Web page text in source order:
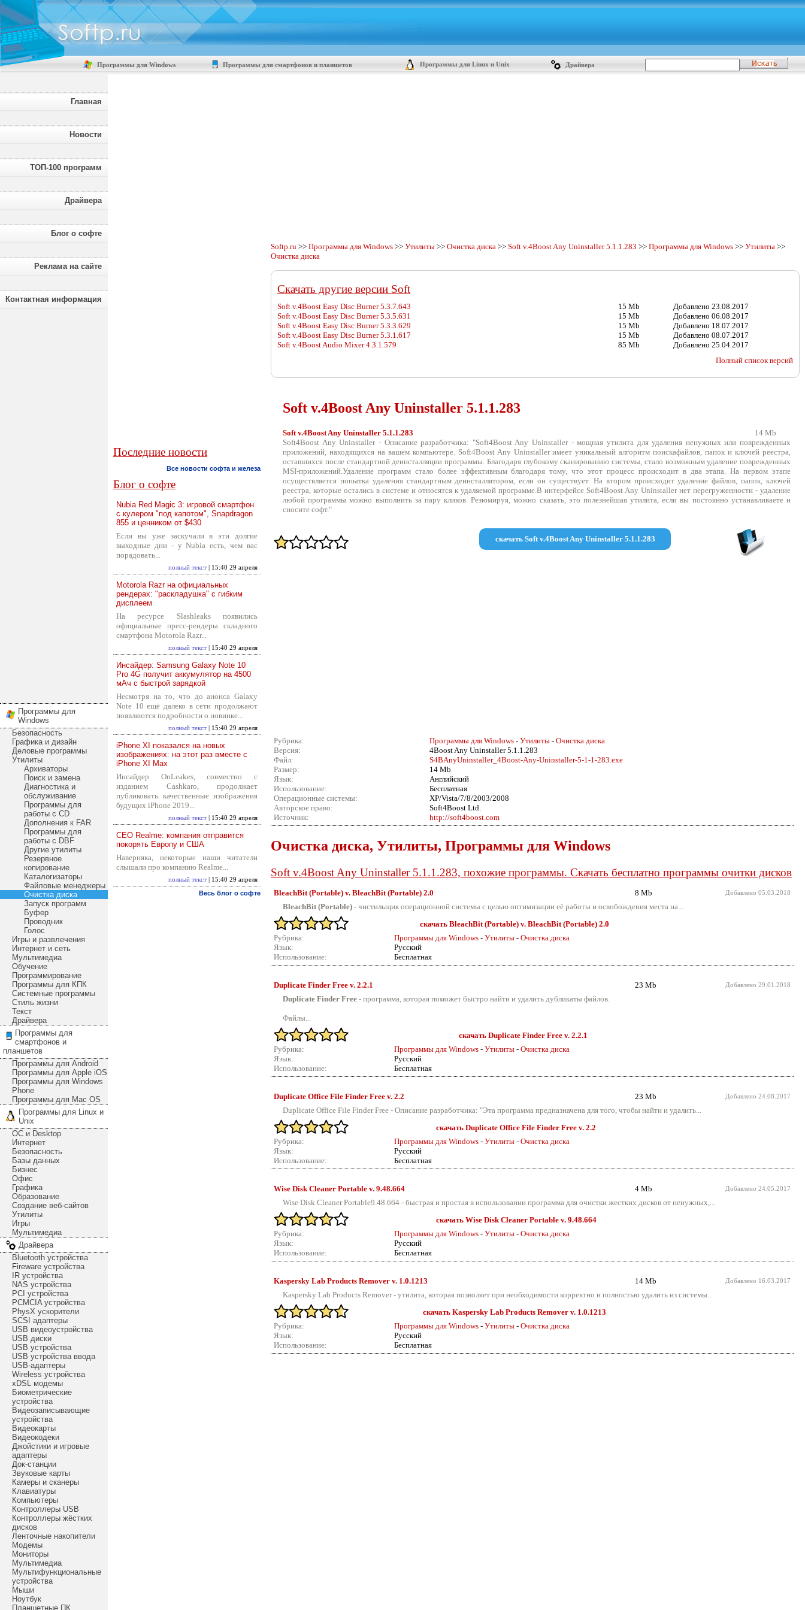
Программы для Windows Программы для смартфонов и планшетов Программы для Linux и Unix Драйвера
Главная
Новости
ТОП-100 программ
Драйвера
Блог о софте
Реклама на сайте
Контактная информация
Программы для
Windows
Безопасность
Графика и дизайн
Деловые программы
Утилиты
Архиваторы
Поиск и замена
Диагностика и
обслуживание
Программы для
работы с CD
Дополнения к FAR
Программы для
работы с DBF
Другие утилиты
Резервное
копирование
Каталогизаторы
Файловые менеджеры
Очистка диска
Запуск программ
Буфер
Проводник
Голос
Игры и развлечения
Интернет и сеть
Мультимедиа
Обучение
Программирование
Программы для КПК
Системные программы
Стиль жизни
Текст
Драйвера
Программы для
смартфонов и
планшетов
Программы для Android
Программы для Apple iOS
Программы для Windows
Phone
Программы для Mac OS
Программы для Linux и
Unix
ОС и Desktop
Интернет
Безопасность
Базы данных
Бизнес
Офис
Графика
Образование
Создание веб-сайтов
Утилиты
Игры
Мультимедиа
Драйвера
Bluetooth устройства
Fireware устройства
IR устройства
NAS устройства
PCI устройства
PCMCIA устройства
PhysX ускорители
SCSI адаптеры
USB видеоустройства
USB диски
USB устройства
USB устройства ввода
USB-адаптеры
Wireless устройства
xDSL модемы
Биометрические
устройства
Видеозаписывающие
устройства
Видеокарты
Видеокодеки
Джойстики и игровые
адаптеры
Док-станции
Звуковые карты
Камеры и сканеры
Клавиатуры
Компьютеры
Контроллеры USB
Контроллеры жёстких
дисков
Ленточные накопители
Модемы
Мониторы
Мультимедиа
Мультифункциональные
устройства
Мыши
Ноутбук
Планшетные ПК
Последние новости
Все новости софта и железа
Блог о софте
Nubia Red Magic 3: игровой смартфон
с кулером "под капотом", Snapdragon
855 и ценником от $430
Если вы уже заскучали в эти долгие
выходные дни - у Nubia есть, чем вас
порадовать...
полный текст | 15:40 29 апреля
Motorola Razr на официальных
рендерах: "раскладушка" с гибким
дисплеем
На ресурсе Slashleaks появились
официальные пресс-рендеры складного
смартфона Motorola Razr...
полный текст | 15:40 29 апреля
Инсайдер: Samsung Galaxy Note 10
Pro 4G получит аккумулятор на 4500
мАч с быстрой зарядкой
Несмотря на то, что до анонса Galaxy
Note 10 ещё далеко в сети продолжают
появляются подробности о новинке...
полный текст | 15:40 29 апреля
iPhone XI показался на новых
изображениях: на этот раз вместе с
iPhone XI Max
Инсайдер OnLeakes, совместно с
изданием Cashkaro, продолжает
публиковать качественные изображения
будущих iPhone 2019...
полный текст | 15:40 29 апреля
CEO Realme: компания отправится
покорять Европу и США
Наверняка, некоторые наши читатели
слышали про компанию Realme...
полный текст | 15:40 29 апреля
Весь блог о софте
Softp.ru >> Программы для Windows >> Утилиты >> Очистка диска >> Soft v.4Boost Any Uninstaller 5.1.1.283 >> Программы для Windows >> Утилиты >>
Очистка диска
Cкачать другие версии Soft
Soft v.4Boost Easy Disc Burner 5.3.7.643 15 Mb Добавлено 23.08.2017
Soft v.4Boost Easy Disc Burner 5.3.5.631
15 Mb Добавлено 06.08.2017
Soft v.4Boost Easy Disc Burner 5.3.3.629
15 Mb Добавлено 18.07.2017
Soft v.4Boost Easy Disc Burner 5.3.1.617
15 Mb Добавлено 08.07.2017
Soft v.4Boost Audio Mixer 4.3.1.579
85 Mb Добавлено 25.04.2017
Полный список версий
Soft v.4Boost Any Uninstaller 5.1.1.283
Soft v.4Boost Any Uninstaller 5.1.1.283
14 Mb
Soft4Boost Any Uninstaller - Описание разработчика: "Soft4Boost Any Uninstaller - мощная утилита для удаления ненужных или поврежденных
приложений, находящихся на вашем компьютере. Soft4Boost Any Uninstaller имеет уникальный алгоритм поискафайлов, папок и ключей реестра,
оставшихся после стандартной деинсталляции программы. Благодаря глубокому сканированию системы, стало возможным удаление поврежденных
MSI-приложений.Удаление программ стало более эффективным благодаря тому, что этот процесс происходит в два этапа. На первом этапе
осуществляется попытка удаления стандартным деинсталлятором, если он существует. На втором происходит удаление файлов, папок, ключей
реестра, которые остались в системе и относятся к удаляемой программе.В интерфейсе Soft4Boost Any Uninstaller нет перегруженности - удаление
любой программы можно выполнить за пару кликов. Резюмируя, можно сказать, это полезнейшая утилита, если вы постоянно устанавливаете и
сносите софт."
скачать Soft v.4Boost Any Uninstaller 5.1.1.283
Рубрика: Программы для Windows - Утилиты - Очистка диска
Версия:
4Boost Any Uninstaller 5.1.1.283
Файл:
S4BAnyUninstaller_4Boost-Any-Uninstaller-5-1-1-283.exe
Размер:
14 Mb
Язык:
Английский
Использование:
Бесплатная
Операционные системы:
XP/Vista/7/8/2003/2008
Авторское право:
Soft4Boost Ltd.
Источник:
http://soft4boost.com
Очистка диска, Утилиты, Программы для Windows
Soft v.4Boost Any Uninstaller 5.1.1.283, похожие программы. Скачать бесплатно программы очитки дисков
BleachBit (Portable) v. BleachBit (Portable) 2.0 8 Mb Добавлено 05.03.2018
BleachBit (Portable) - чистильщик операционной системы с целью оптимизации её работы и освобождения места на...
скачать BleachBit (Portable) v. BleachBit (Portable) 2.0
Рубрика:
Программы для Windows - Утилиты - Очистка диска
Язык:
Русский
Использование:
Бесплатная
Duplicate Finder Free v. 2.2.1 23 Mb Добавлено 29.01.2018
Duplicate Finder Free - программа, которая поможет быстро найти и удалить дубликаты файлов.
Файлы...
скачать Duplicate Finder Free v. 2.2.1
Рубрика:
Программы для Windows - Утилиты - Очистка диска
Язык:
Русский
Использование:
Бесплатная
Duplicate Office File Finder Free v. 2.2 23 Mb Добавлено 24.08.2017
Duplicate Office File Finder Free - Описание разработчика: "Эта программа предназначена для того, чтобы найти и удалить...
скачать Duplicate Office File Finder Free v. 2.2
Рубрика:
Программы для Windows - Утилиты - Очистка диска
Язык:
Русский
Использование:
Бесплатная
Wise Disk Cleaner Portable v. 9.48.664 4 Mb Добавлено 24.05.2017
Wise Disk Cleaner Portable9.48.664 - быстрая и простая в использовании программа для очистки жестких дисков от ненужных,...
скачать Wise Disk Cleaner Portable v. 9.48.664
Рубрика:
Программы для Windows - Утилиты - Очистка диска
Язык:
Русский
Использование:
Бесплатная
Kaspersky Lab Products Remover v. 1.0.1213 14 Mb Добавлено 16.03.2017
Kaspersky Lab Products Remover - утилита, которая позволяет при необходимости корректно и полностью удалить из системы...
скачать Kaspersky Lab Products Remover v. 1.0.1213
Рубрика:
Программы для Windows - Утилиты - Очистка диска
Язык:
Русский
Использование:
Бесплатная